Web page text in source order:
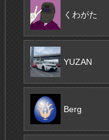
くわがた
YUZAN
Berg